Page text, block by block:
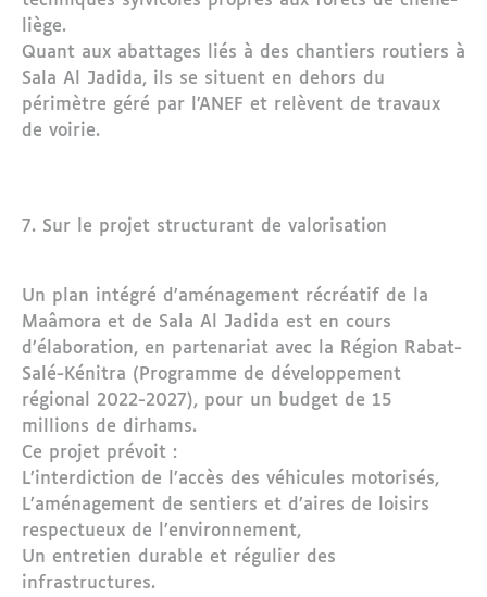
liège.
Quant aux abattages liés à des chantiers routiers à
Sala Al Jadida, ils se situent en dehors du
périmètre géré par l’ANEF et relèvent de travaux
de voirie.
7. Sur le projet structurant de valorisation
Un plan intégré d’aménagement récréatif de la
Maâmora et de Sala Al Jadida est en cours
d’élaboration, en partenariat avec la Région Rabat-
Salé-Kénitra (Programme de développement
régional 2022-2027), pour un budget de 15
millions de dirhams.
Ce projet prévoit :
L’interdiction de l’accès des véhicules motorisés,
L’aménagement de sentiers et d’aires de loisirs
respectueux de l’environnement,
Un entretien durable et régulier des
infrastructures.